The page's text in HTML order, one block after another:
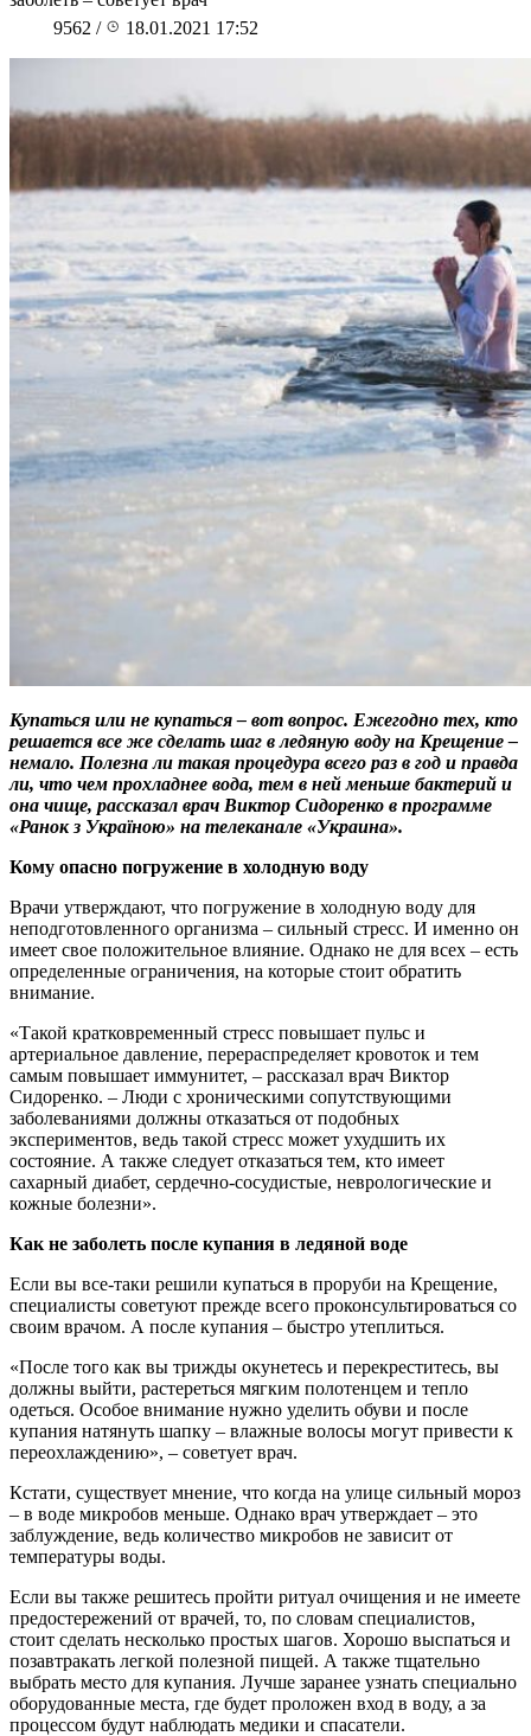
9562 / 18.01.2021 17:52
Купаться или не купаться – вот вопрос. Ежегодно тех, кто
решается все же сделать шаг в ледяную воду на Крещение –
немало. Полезна ли такая процедура всего раз в год и правда
ли, что чем прохладнее вода, тем в ней меньше бактерий и
она чище, рассказал врач Виктор Сидоренко в программе
«Ранок з Україною» на телеканале «Украина».
Кому опасно погружение в холодную воду
Врачи утверждают, что погружение в холодную воду для
неподготовленного организма – сильный стресс. И именно он
имеет свое положительное влияние. Однако не для всех – есть
определенные ограничения, на которые стоит обратить
внимание.
«Такой кратковременный стресс повышает пульс и
артериальное давление, перераспределяет кровоток и тем
самым повышает иммунитет, – рассказал врач Виктор
Сидоренко. – Люди с хроническими сопутствующими
заболеваниями должны отказаться от подобных
экспериментов, ведь такой стресс может ухудшить их
состояние. А также следует отказаться тем, кто имеет
сахарный диабет, сердечно-сосудистые, неврологические и
кожные болезни».
Как не заболеть после купания в ледяной воде
Если вы все-таки решили купаться в проруби на Крещение,
специалисты советуют прежде всего проконсультироваться со
своим врачом. А после купания – быстро утеплиться.
«После того как вы трижды окунетесь и перекреститесь, вы
должны выйти, растереться мягким полотенцем и тепло
одеться. Особое внимание нужно уделить обуви и после
купания натянуть шапку – влажные волосы могут привести к
переохлаждению», – советует врач.
Кстати, существует мнение, что когда на улице сильный мороз
– в воде микробов меньше. Однако врач утверждает – это
заблуждение, ведь количество микробов не зависит от
температуры воды.
Если вы также решитесь пройти ритуал очищения и не имеете
предостережений от врачей, то, по словам специалистов,
стоит сделать несколько простых шагов. Хорошо выспаться и
позавтракать легкой полезной пищей. А также тщательно
выбрать место для купания. Лучше заранее узнать специально
оборудованные места, где будет проложен вход в воду, а за
процессом будут наблюдать медики и спасатели.